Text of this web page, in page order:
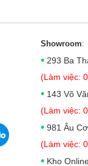
Showroom:
• 293 Ba
(Làm việc:
• 143 Võ
(Làm việc:
• 981 Âu
(Làm việc:
• Kho